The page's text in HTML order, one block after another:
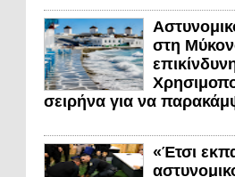
στη
σειρήνα για να
«Έτσι